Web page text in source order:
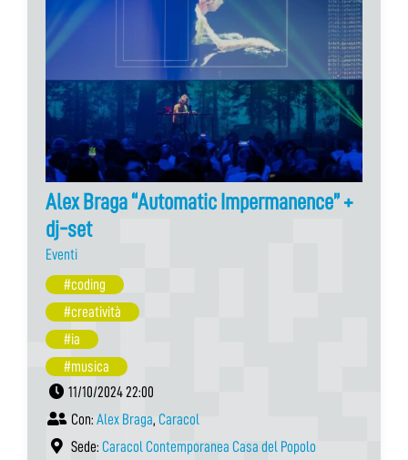
Alex Braga “Automatic Impermanence” +
dj-set
Eventi
#coding
#creatività
#ia
#musica
11/10/2024 22:00
Con: Alex Braga, Caracol
Sede: Caracol Contemporanea Casa del Popolo